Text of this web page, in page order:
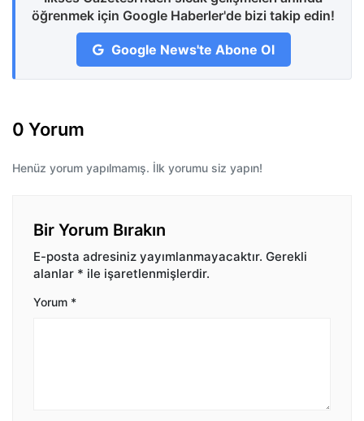
öğrenmek için Google Haberler'de bizi takip edin!
Google News'te Abone Ol
0 Yorum
Henüz yorum yapılmamış. İlk yorumu siz yapın!
Bir Yorum Bırakın
E-posta adresiniz yayımlanmayacaktır. Gerekli
alanlar * ile işaretlenmişlerdir.
Yorum *